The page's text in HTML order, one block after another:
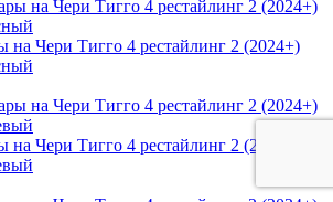
на Чери Тигго 4 рестайлинг 2 (2024+)
на Чери Тигго 4 рестайлинг 2 (2024+)